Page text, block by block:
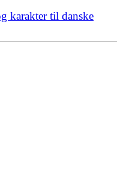
karakter til danske